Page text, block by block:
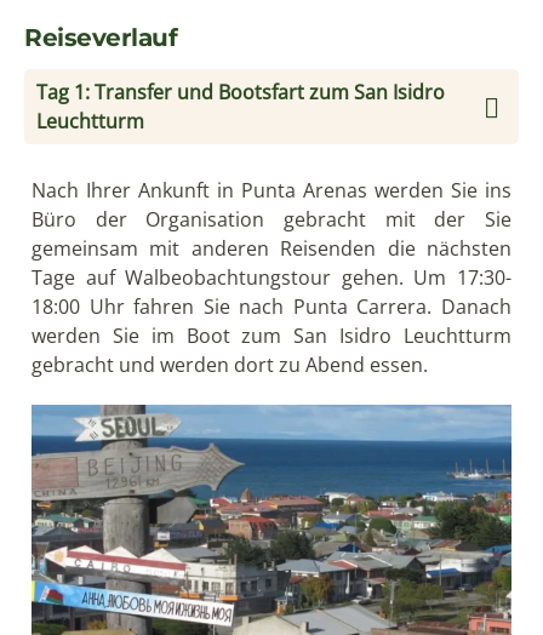
Reiseverlauf
Tag 1: Transfer und Bootsfart zum San Isidro
Leuchtturm
Nach Ihrer Ankunft in Punta Arenas werden Sie ins
Büro der Organisation gebracht mit der Sie
gemeinsam mit anderen Reisenden die nächsten
Tage auf Walbeobachtungstour gehen. Um 17:30-
18:00 Uhr fahren Sie nach Punta Carrera. Danach
werden Sie im Boot zum San Isidro Leuchtturm
gebracht und werden dort zu Abend essen.